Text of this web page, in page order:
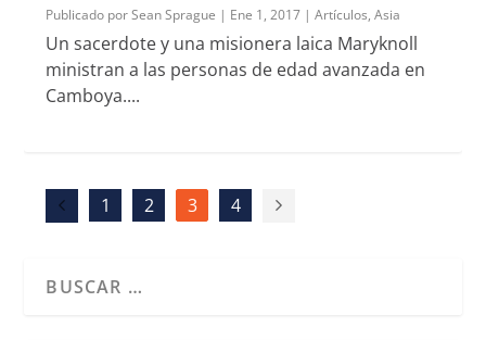
Publicado porSean Sprague | Ene 1, 2017 |Artículos,Asia
Un sacerdote y una misionera laica Maryknoll
ministran a las personas de edad avanzada en
Camboya....
1 2 3 4